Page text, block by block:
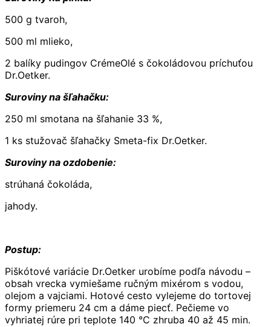
500 g tvaroh,
500 ml mlieko,
2 balíky pudingov CrémeOlé s čokoládovou príchuťou
Dr.Oetker.
Suroviny na šľahačku:
250 ml smotana na šľahanie 33 %,
1 ks stužovač šľahačky Smeta-fix Dr.Oetker.
Suroviny na ozdobenie:
strúhaná čokoláda,
jahody.
Postup:
Piškótové variácie Dr.Oetker urobíme podľa návodu –
obsah vrecka vymiešame ručným mixérom s vodou,
olejom a vajciami. Hotové cesto vylejeme do tortovej
formy priemeru 24 cm a dáme piecť. Pečieme vo
vyhriatej rúre pri teplote 140 °C zhruba 40 až 45 min.